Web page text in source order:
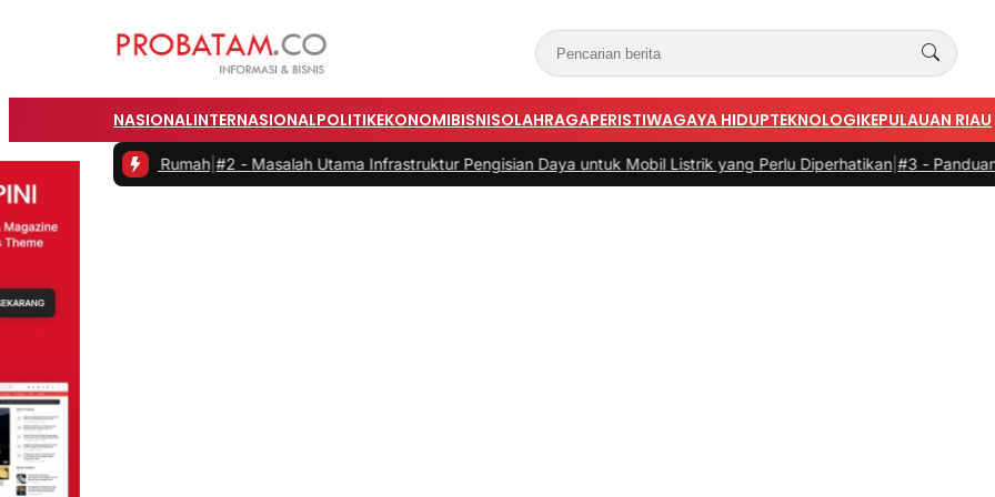
NASIONALINTERNASIONALPOLITIKEKONOMIBISNISOLAHRAGAPERISTIWAGAYA HIDUPTEKNOLOGIKEPULAUAN RIAU
dari Rumah |#2 -Masalah Utama Infrastruktur Pengisian Daya untuk Mobil Listrik yang Perlu Diperhatikan|#3 -Panduan Belanja